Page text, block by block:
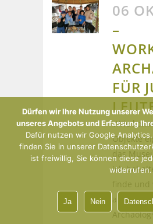
06
–
FÜR
„Wie
Objekte
das
ich
finde und
arbeiten
Dürfen wir Ihre Nutzung unserer
unseres Angebots und Erfassung
Dafür nutzen wir Google
finden Sie in unserer
ist freiwillig, Sie können diese
widerrufen.
Ja Nein